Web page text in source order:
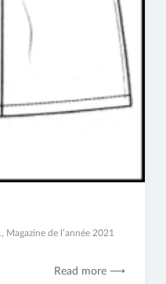
Magazine de l’année 2021
Read more ⟶